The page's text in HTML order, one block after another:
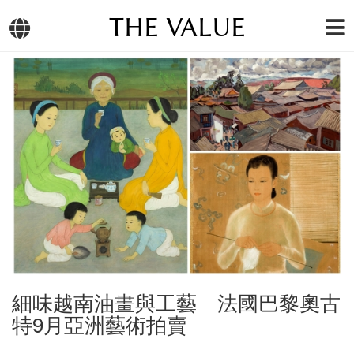
THE VALUE
細味越南油畫與工藝 法國巴黎奧古
特9月亞洲藝術拍賣